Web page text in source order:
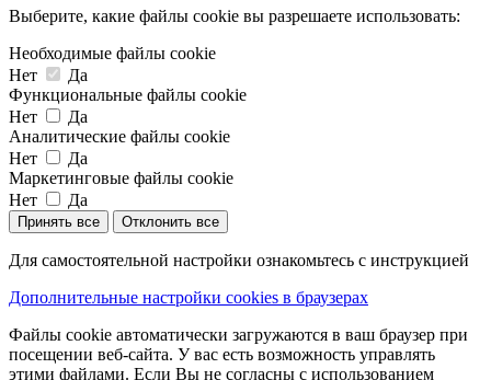
Выберите, какие файлы cookie вы разрешаете использовать:
Необходимые файлы cookie
Нет
Да
Функциональные файлы cookie
Нет
Да
Аналитические файлы cookie
Нет
Да
Маркетинговые файлы cookie
Нет
Да
Принять все Отклонить все
Для самостоятельной настройки ознакомьтесь с инструкцией
Дополнительные настройки cookies в браузерах
Файлы cookie автоматически загружаются в ваш браузер при
посещении веб-сайта. У вас есть возможность управлять
этими файлами. Если Вы не согласны с использованием